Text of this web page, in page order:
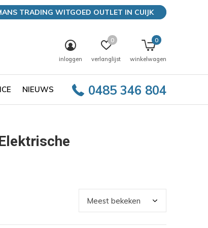
NIEUWS 0485 346 804
inloggen verlanglijst
0
winkelwagen
0
TRADING WITGOED OUTLET IN CUIJK